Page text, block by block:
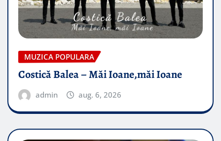
MUZICA POPULARA
Costică Balea – Măi Ioane,măi Ioane
admin aug. 6, 2026